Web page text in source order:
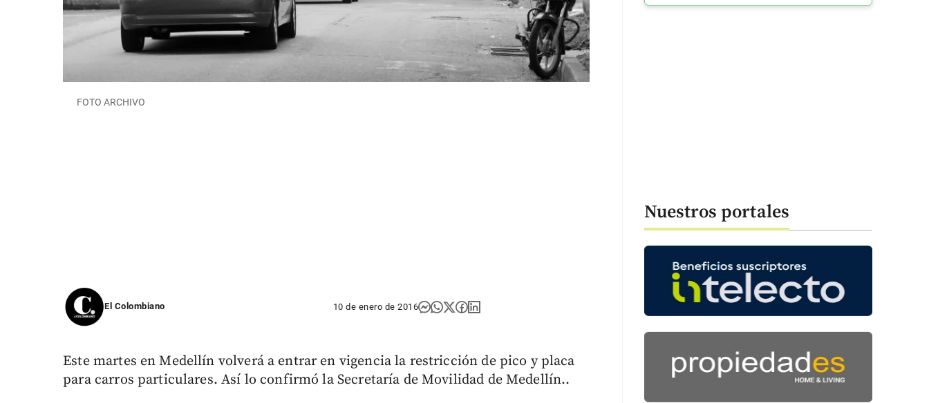
FOTO ARCHIVO
El Colombiano 10 de enero de 2016
Este martes en Medellín volverá a entrar en vigencia la restricción de pico y placa
para carros particulares. Así lo confirmó la Secretaría de Movilidad de Medellín..
Nuestros portales